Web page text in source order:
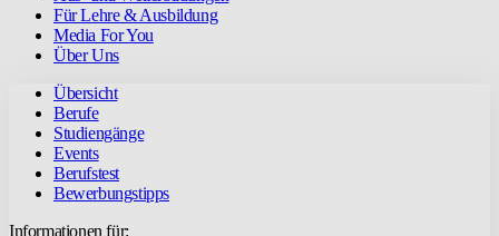
Für Lehre & Ausbildung
Media For You
Über Uns
Übersicht
Berufe
Studiengänge
Events
Berufstest
Bewerbungstipps
Informationen für: